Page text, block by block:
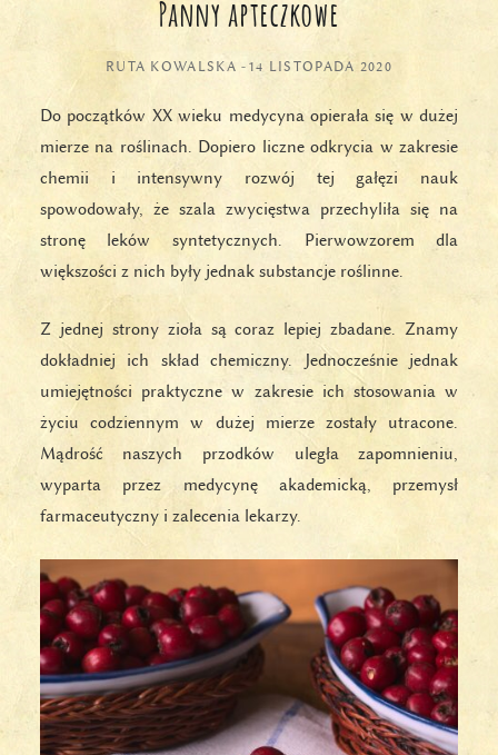
Panny apteczkowe
RUTA KOWALSKA -14 LISTOPADA 2020
Do początków XX wieku medycyna opierała się w dużej
mierze na roślinach. Dopiero liczne odkrycia w zakresie
chemii i intensywny rozwój tej gałęzi nauk
spowodowały, że szala zwycięstwa przechyliła się na
stronę leków syntetycznych. Pierwowzorem dla
większości z nich były jednak substancje roślinne.
Z jednej strony zioła są coraz lepiej zbadane. Znamy
dokładniej ich skład chemiczny. Jednocześnie jednak
umiejętności praktyczne w zakresie ich stosowania w
życiu codziennym w dużej mierze zostały utracone.
Mądrość naszych przodków uległa zapomnieniu,
wyparta przez medycynę akademicką, przemysł
farmaceutyczny i zalecenia lekarzy.